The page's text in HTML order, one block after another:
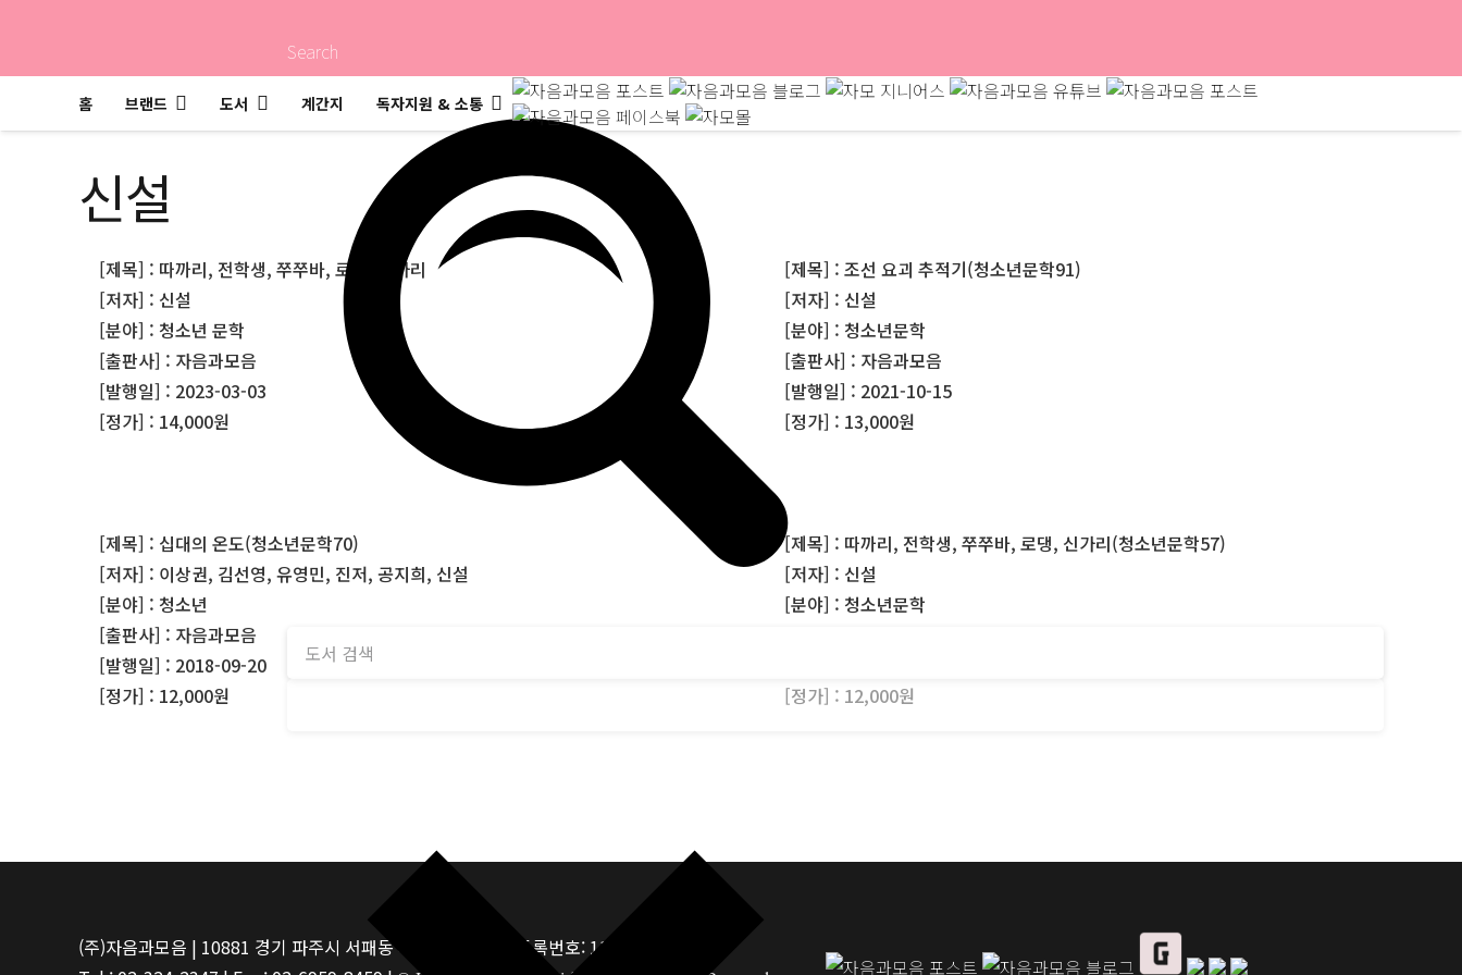
Search
홈 브랜드 도서 계간지 독자지원 & 소통
신설
[제목] : 따까리, 전학생, 쭈쭈바, 로댕, 신가리
[저자] : 신설
[분야] : 청소년 문학
[출판사] : 자음과모음
[발행일] : 2023-03-03
[정가] : 14,000원
[제목] : 조선 요괴 추적기(청소년문학91)
[저자] : 신설
[분야] : 청소년문학
[출판사] : 자음과모음
[발행일] : 2021-10-15
[정가] : 13,000원
[제목] : 십대의 온도(청소년문학70)
[저자] : 이상권, 김선영, 유영민, 진저, 공지희, 신설
[분야] : 청소년
[출판사] : 자음과모음
[발행일] : 2018-09-20
[정가] : 12,000원
[제목] : 따까리, 전학생, 쭈쭈바, 로댕, 신가리(청소년문학57)
[저자] : 신설
[분야] : 청소년문학
[정가] : 12,000원
(주)자음과모음 | 10881 경기 파주시 서패동 469-1 | 사업자등록번호: 117-81-33190